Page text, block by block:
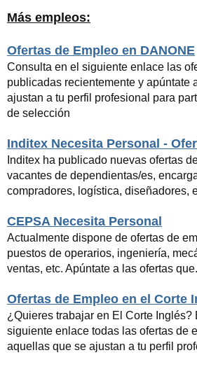
Más empleos:
Ofertas de Empleo en DANONE
Consulta en el siguiente enlace las
publicadas recientemente y apúntate
ajustan a tu perfil profesional para
de selección
Inditex Necesita Personal -
Inditex ha publicado nuevas ofertas
vacantes de dependientas/es,
compradores, logística, diseñadores,
CEPSA Necesita Personal
Actualmente dispone de ofertas de
puestos de operarios, ingeniería,
ventas, etc. Apúntate a las ofertas
Ofertas de Empleo en el Corte
¿Quieres trabajar en El Corte Inglés?
siguiente enlace todas las ofertas de
aquellas que se ajustan a tu perfil